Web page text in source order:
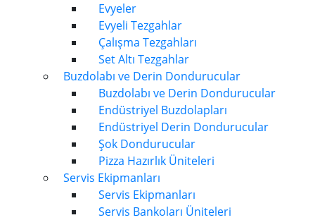
Evyeler
Evyeli Tezgahlar
Çalışma Tezgahları
Set Altı Tezgahlar
Buzdolabı ve Derin Dondurucular
Buzdolabı ve Derin Dondurucular
Endüstriyel Buzdolapları
Endüstriyel Derin Dondurucular
Şok Dondurucular
Pizza Hazırlık Üniteleri
Servis Ekipmanları
Servis Ekipmanları
Servis Bankoları Üniteleri